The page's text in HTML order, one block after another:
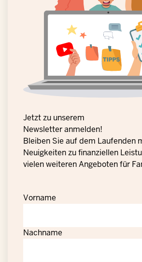
Jetzt zu unserem
Newsletter anmelden!
Bleiben Sie auf dem Laufenden
Neuigkeiten zu finanziellen
vielen weiteren Angeboten für
Vorname
Nachname